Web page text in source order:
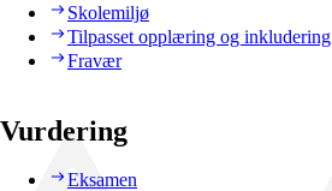
Skolemiljø
Tilpasset opplæring og inkludering
Fravær
Vurdering
Eksamen